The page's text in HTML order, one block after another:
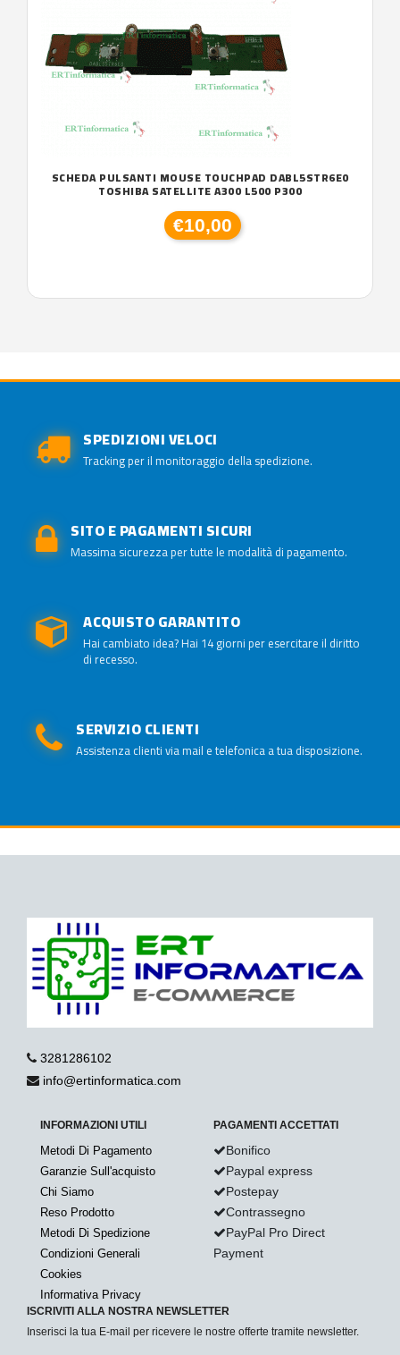
SCHEDA PULSANTI MOUSE TOUCHPAD DABL5STR6E0
TOSHIBA SATELLITE A300 L500 P300
€10,00
SPEDIZIONI VELOCI
Tracking per il monitoraggio della spedizione.
SITO E PAGAMENTI SICURI
Massima sicurezza per tutte le modalità di pagamento.
ACQUISTO GARANTITO
Hai cambiato idea? Hai 14 giorni per esercitare il diritto
di recesso.
SERVIZIO CLIENTI
Assistenza clienti via mail e telefonica a tua disposizione.
3281286102
info@ertinformatica.com
INFORMAZIONI UTILI
Metodi Di Pagamento
Garanzie Sull'acquisto
Chi Siamo
Reso Prodotto
Metodi Di Spedizione
Condizioni Generali
Cookies
Informativa Privacy
PAGAMENTI ACCETTATI
Bonifico
Paypal express
Postepay
Contrassegno
PayPal Pro Direct
Payment
ISCRIVITI ALLA NOSTRA NEWSLETTER
Inserisci la tua E-mail per ricevere le nostre offerte tramite newsletter.